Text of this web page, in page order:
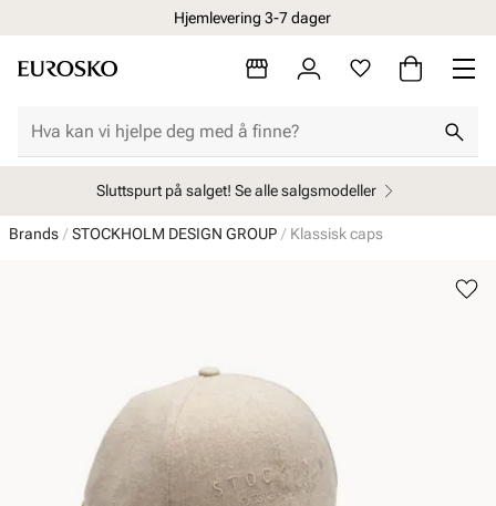
Hjemlevering 3-7 dager
Sluttspurt på salget! Se alle salgsmodeller
Brands STOCKHOLM DESIGN GROUP Klassisk caps